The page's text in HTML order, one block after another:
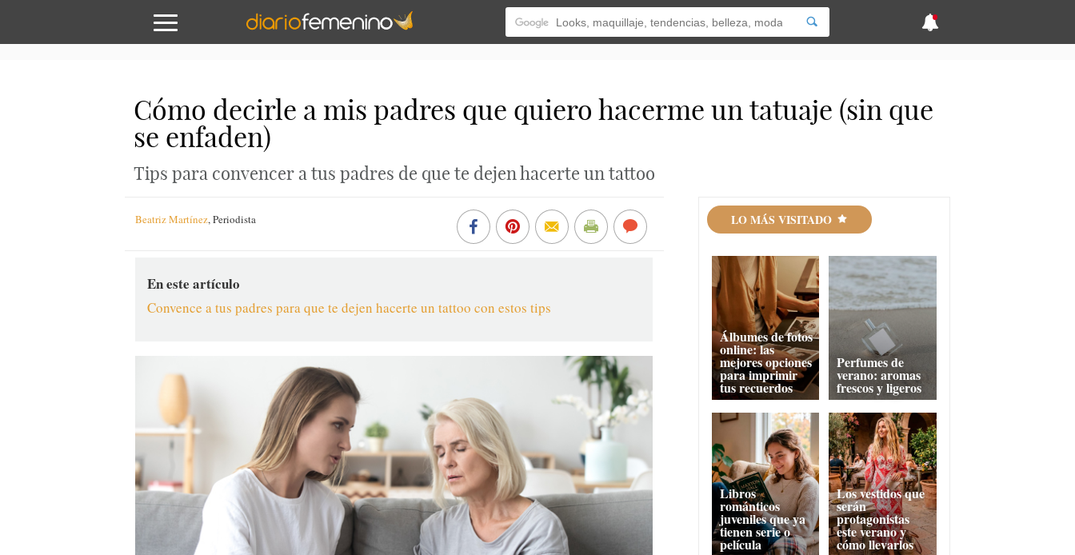
Cómo decirle a mis padres que quiero hacerme un tatuaje (sin que
se enfaden)
Tips para convencer a tus padres de que te dejen hacerte un tattoo
Beatriz Martínez,Periodista
En este artículo
Convence a tus padres para que te dejen hacerte un tattoo con estos tips
LO MÁS VISITADO
Álbumes de fotos
online: las
mejores opciones
para imprimir
tus recuerdos
Perfumes de
verano: aromas
frescos y ligeros
Libros
románticos
juveniles que ya
tienen serie o
película
Los vestidos que
serán
protagonistas
este verano y
cómo llevarlos